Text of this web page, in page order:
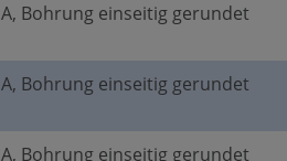
A, Bohrung einseitig gerundet
A, Bohrung einseitig gerundet
A, Bohrung einseitig gerundet